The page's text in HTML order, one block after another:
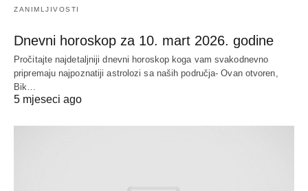
ZANIMLJIVOSTI
Dnevni horoskop za 10. mart 2026. godine
Pročitajte najdetaljniji dnevni horoskop koga vam svakodnevno
pripremaju najpoznatiji astrolozi sa naših područja- Ovan otvoren,
Bik…
5 mjeseci ago